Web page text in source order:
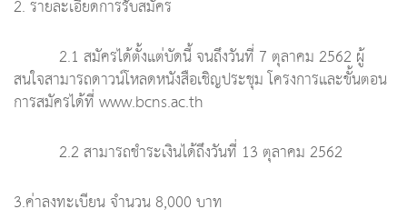
2. รายละเอียดการรับสมัคร
2.1 สมัครได้ตั้งแต่บัดนี้ จนถึงวันที่ 7 ตุลาคม 2562 ผู้
สนใจสามารถดาวน์โหลดหนังสือเชิญประชุม โครงการและขั้นตอน
การสมัครได้ที่ www.bcns.ac.th
2.2 สามารถชำระเงินได้ถึงวันที่ 13 ตุลาคม 2562
3.ค่าลงทะเบียน จำนวน 8,000 บาท